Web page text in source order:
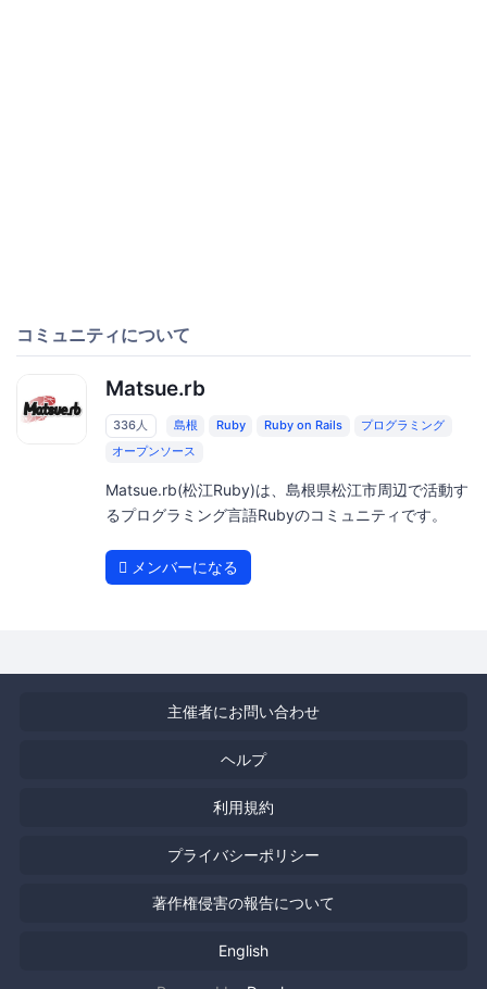
コミュニティについて
Matsue.rb
336人 島根 Ruby Ruby on Rails
プログラミング
オープンソース
Matsue.rb(松江Ruby)は、島根県松江市周辺で活動す
るプログラミング言語Rubyのコミュニティです。
メンバーになる
主催者にお問い合わせ
ヘルプ
利用規約
プライバシーポリシー
著作権侵害の報告について
English